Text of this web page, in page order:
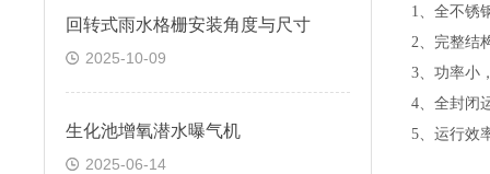
回转式雨水格栅安装角度与尺寸
2025-10-09
生化池增氧潜水曝气机
2025-06-14
1、全不锈
2、完整结
3、功率小
4、全封闭
5、运行效